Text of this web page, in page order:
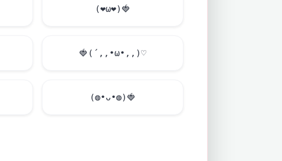
(❤ω❤) 🍓
🍓 (´,,•ω•,,)♡
(◍•ᴗ•◍) 🍓